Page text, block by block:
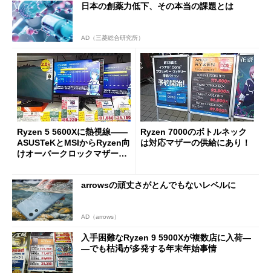
日本の創薬力低下、その本当の課題とは
AD（三菱総合研究所）
Ryzen 5 5600Xに熱視線――
ASUSTeKとMSIからRyzen向
けオーバークロックマザーボ
Ryzen 7000のボトルネック
は対応マザーの供給にあり！
arrowsの頑丈さがとんでもないレベルに
AD（arrows）
入手困難なRyzen 9 5900Xが複数店に入荷―
―でも枯渇が多発する年末年始事情